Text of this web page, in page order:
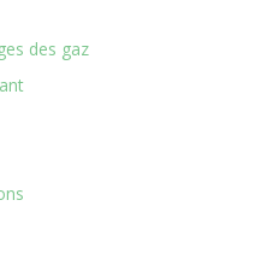
des gaz